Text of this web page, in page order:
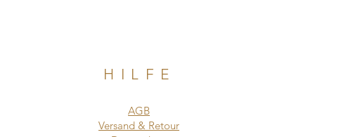
HILFE
AGB
Versand & Retour